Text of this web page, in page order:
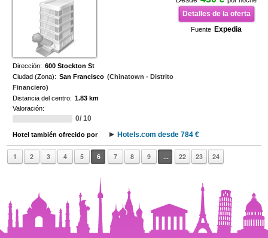
Detalles de la oferta
Fuente Expedia
Dirección: 600 Stockton St
Ciudad (Zona): San Francisco (Chinatown - Distrito
Financiero)
Distancia del centro: 1.83 km
Valoración:
0/ 10
Hotel también ofrecido por Hotels.com desde 784 €
1 2 3 4 5 6 7 8 9 ... 22 23 24